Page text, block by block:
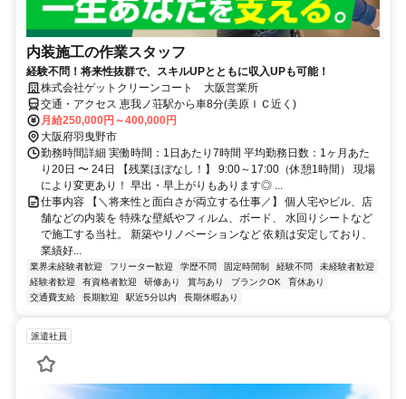
内装施工の作業スタッフ
経験不問！将来性抜群で、スキルUPとともに収入UPも可能！
株式会社ゲットクリーンコート 大阪営業所
交通・アクセス 恵我ノ荘駅から車8分(美原ＩＣ近く)
月給250,000円～400,000円
大阪府羽曳野市
勤務時間詳細 実働時間：1日あたり7時間 平均勤務日数：1ヶ月あた
り20日 〜 24日 【残業ほぼなし！】 9:00～17:00（休憩1時間） 現場
により変更あり！ 早出・早上がりもあります◎ ...
仕事内容 【＼将来性と面白さが両立する仕事／】 個人宅やビル、店
舗などの内装を 特殊な壁紙やフィルム、ボード、 水回りシートなど
で施工する当社。 新築やリノベーションなど 依頼は安定しており、
業績好...
業界未経験者歓迎 フリーター歓迎 学歴不問 固定時間制 経験不問
未経験者歓迎
経験者歓迎
有資格者歓迎 研修あり 賞与あり ブランクOK
育休あり
交通費支給
長期歓迎 駅近5分以内 長期休暇あり
派遣社員